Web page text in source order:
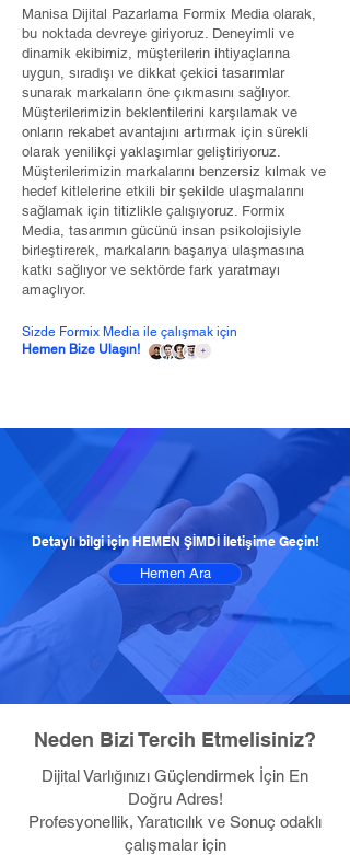
Manisa Dijital Pazarlama Formix Media olarak,
bu noktada devreye giriyoruz. Deneyimli ve
dinamik ekibimiz, müşterilerin ihtiyaçlarına
uygun, sıradışı ve dikkat çekici tasarımlar
sunarak markaların öne çıkmasını sağlıyor.
Müşterilerimizin beklentilerini karşılamak ve
onların rekabet avantajını artırmak için sürekli
olarak yenilikçi yaklaşımlar geliştiriyoruz.
Müşterilerimizin markalarını benzersiz kılmak ve
hedef kitlelerine etkili bir şekilde ulaşmalarını
sağlamak için titizlikle çalışıyoruz. Formix
Media, tasarımın gücünü insan psikolojisiyle
birleştirerek, markaların başarıya ulaşmasına
katkı sağlıyor ve sektörde fark yaratmayı
amaçlıyor.
Sizde Formix Media ile çalışmak için
Hemen Bize Ulaşın!
Hemen Ara
Detaylı bilgi için HEMEN ŞİMDİ İletişime Geçin!
Neden Bizi Tercih Etmelisiniz?
Dijital Varlığınızı Güçlendirmek İçin En
Doğru Adres!
Profesyonellik, Yaratıcılık ve Sonuç odaklı
çalışmalar için